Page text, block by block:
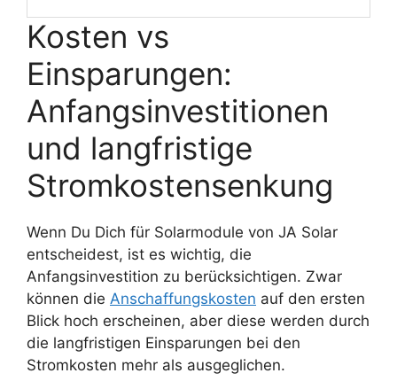
Kosten vs
Einsparungen:
Anfangsinvestitionen
und langfristige
Stromkostensenkung
Wenn Du Dich für Solarmodule von JA Solar
entscheidest, ist es wichtig, die
Anfangsinvestition zu berücksichtigen. Zwar
können die Anschaffungskosten auf den ersten
Blick hoch erscheinen, aber diese werden durch
die langfristigen Einsparungen bei den
Stromkosten mehr als ausgeglichen.